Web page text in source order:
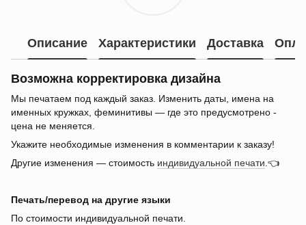
Описание Характеристики Доставка
Возможна корректировка дизайна
Мы печатаем под каждый заказ. Изменить даты, имена на
именных кружках, феминитивы — где это предусмотрено -
цена не меняется.
Укажите необходимые изменения в комментарии к заказу!
Другие изменения — стоимость индивидуальной печати .👈
Печать/перевод на другие языки
По стоимости индивидуальной печати.